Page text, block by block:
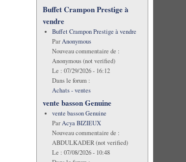
Buffet Crampon Prestige à
vendre
Buffet Crampon Prestige à vendre
ParAnonymous
Nouveau commentaire de :
Anonymous (not verified)
Le : 07/29/2026 - 16:12
Dans le forum :
Achats - ventes
vente basson Genuine
vente basson Genuine
ParAcya BIZIEUX
Nouveau commentaire de :
ABDULKADER (not verified)
Le : 07/08/2026 - 10:48